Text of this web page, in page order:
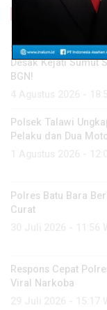
Baca Lainnya
Skandal Dapur MBG
Desak Kejati Sumut
BGN!
Polsek Talawi
Pelaku dan Dua
Polres Batu Bara
Curat
Respons Cepat
Viral Narkoba